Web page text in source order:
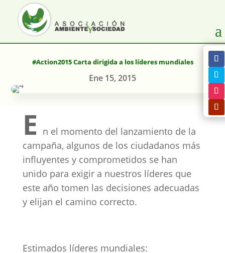
#Action2015 Carta dirigida a los líderes mundiales
Ene 15, 2015
E n el momento del lanzamiento de la
campaña, algunos de los ciudadanos más
influyentes y comprometidos se han
unido para exigir a nuestros líderes que
este año tomen las decisiones adecuadas
y elijan el camino correcto.
Estimados líderes mundiales: